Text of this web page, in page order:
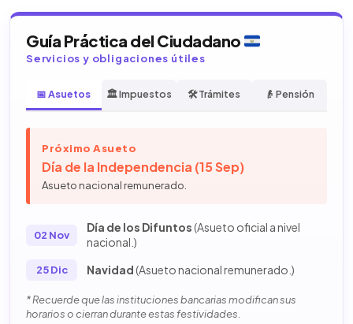
Guía Práctica del Ciudadano
Servicios y obligaciones útiles
📅 Asuetos 🏛️ Impuestos 🛠️ Trámites 👴 Pensión
Próximo Asueto
Día de la Independencia (15 Sep)
Asueto nacional remunerado.
02 Nov
Día de los Difuntos(Asueto oficial a nivel
nacional.)
25 Dic Navidad(Asueto nacional remunerado.)
* Recuerde que las instituciones bancarias modifican sus
horarios o cierran durante estas festividades.